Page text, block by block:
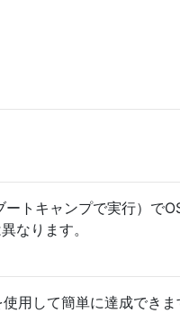
トキャンプで実行）で
なります。
用して簡単に達成できま